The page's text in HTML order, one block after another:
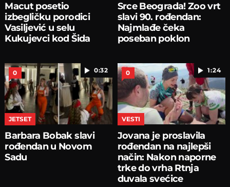
Macut posetio
izbegličku porodici
Vasiljević u selu
Kukujevci kod Šida
Srce Beograda! Zoo vrt
slavi 90. rođendan:
Najmlađe čeka
poseban poklon
0:32
0
JETSET
Barbara Bobak slavi
rođendan u Novom
Sadu
1:24
0
VESTI
Jovana je proslavila
rođendan na najlepši
način: Nakon naporne
trke do vrha Rtnja
duvala svećice